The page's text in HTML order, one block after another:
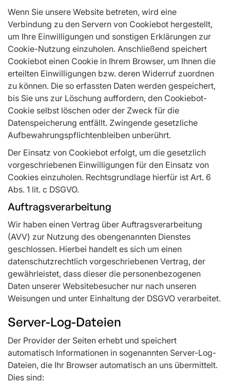
Wenn Sie unsere Website betreten, wird eine
Verbindung zu den Servern von Cookiebot hergestellt,
um Ihre Einwilligungen und sonstigen Erklärungen zur
Cookie-Nutzung einzuholen. Anschließend speichert
Cookiebot einen Cookie in Ihrem Browser, um Ihnen die
erteilten Einwilligungen bzw. deren Widerruf zuordnen
zu können. Die so erfassten Daten werden gespeichert,
bis Sie uns zur Löschung auffordern, den Cookiebot-
Cookie selbst löschen oder der Zweck für die
Datenspeicherung entfällt. Zwingende gesetzliche
Aufbewahrungspflichtenbleiben unberührt.
Der Einsatz von Cookiebot erfolgt, um die gesetzlich
vorgeschriebenen Einwilligungen für den Einsatz von
Cookies einzuholen. Rechtsgrundlage hierfür ist Art. 6
Abs. 1 lit. c DSGVO.
Auftragsverarbeitung
Wir haben einen Vertrag über Auftragsverarbeitung
(AVV) zur Nutzung des obengenannten Dienstes
geschlossen. Hierbei handelt es sich um einen
datenschutzrechtlich vorgeschriebenen Vertrag, der
gewährleistet, dass dieser die personenbezogenen
Daten unserer Websitebesucher nur nach unseren
Weisungen und unter Einhaltung der DSGVO verarbeitet.
Server-Log-Dateien
Der Provider der Seiten erhebt und speichert
automatisch Informationen in sogenannten Server-Log-
Dateien, die Ihr Browser automatisch an uns übermittelt.
Dies sind: